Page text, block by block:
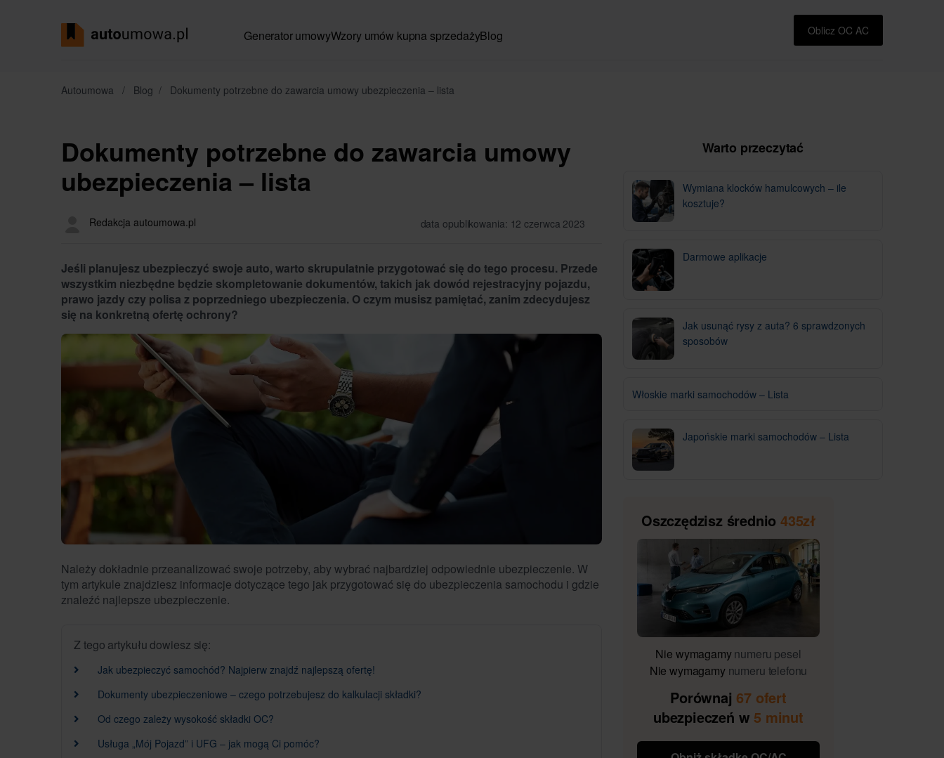
Generator umowyWzory umów kupna sprzedażyBlog Oblicz OC AC
Autoumowa / Blog / Dokumenty potrzebne do zawarcia umowy ubezpieczenia – lista
Dokumenty potrzebne do zawarcia umowy
ubezpieczenia – lista
Redakcja autoumowa.pl data opublikowania: 12 czerwca 2023
Jeśli planujesz ubezpieczyć swoje auto, warto skrupulatnie przygotować się do tego procesu. Przede
wszystkim niezbędne będzie skompletowanie dokumentów, takich jak dowód rejestracyjny pojazdu,
prawo jazdy czy polisa z poprzedniego ubezpieczenia. O czym musisz pamiętać, zanim zdecydujesz
się na konkretną ofertę ochrony?
Należy dokładnie przeanalizować swoje potrzeby, aby wybrać najbardziej odpowiednie ubezpieczenie. W
tym artykule znajdziesz informacje dotyczące tego jak przygotować się do ubezpieczenia samochodu i gdzie
znaleźć najlepsze ubezpieczenie.
Z tego artykułu dowiesz się:
Jak ubezpieczyć samochód? Najpierw znajdź najlepszą ofertę!
Dokumenty ubezpieczeniowe – czego potrzebujesz do kalkulacji składki?
Od czego zależy wysokość składki OC?
Usługa „Mój Pojazd” i UFG – jak mogą Ci pomóc?
Warto przeczytać
Wymiana klocków hamulcowych – ile
kosztuje?
Darmowe aplikacje
Jak usunąć rysy z auta? 6 sprawdzonych
sposobów
Włoskie marki samochodów – Lista
Japońskie marki samochodów – Lista
Oszczędzisz średnio 435zł
Nie wymagamynumeru pesel
Nie wymagamynumeru telefonu
Porównaj 67 ofert
ubezpieczeń w 5 minut